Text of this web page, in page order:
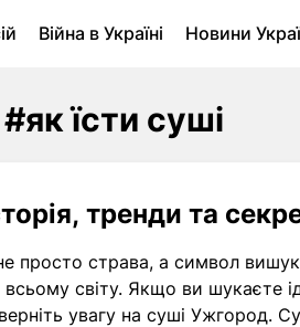
Війна в Україні Новини
#як їсти суші
тренди та
просто страва, а символ
всьому світу. Якщо ви шукаєте
увагу на суші Ужгород.